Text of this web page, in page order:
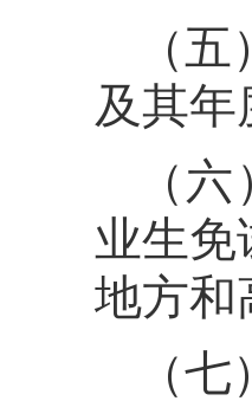
（
及其年
（
业生免
地方和
（